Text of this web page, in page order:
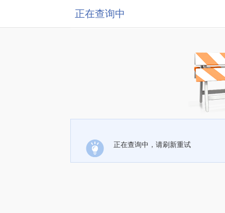
正在查询中
正在查询中，请刷新重试